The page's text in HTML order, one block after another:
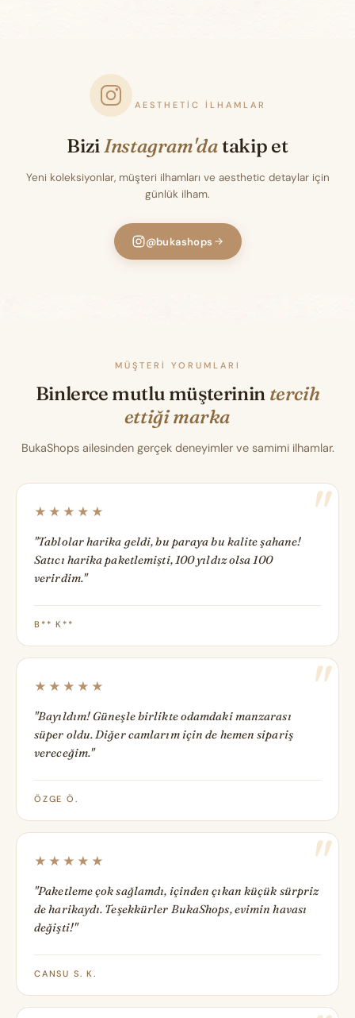
AESTHETIC İLHAMLAR
BiziInstagram'datakip et
Yeni koleksiyonlar, müşteri ilhamları ve aesthetic detaylar için
günlük ilham.
@bukashops
MÜŞTERI YORUMLARI
Binlerce mutlu müşterinin tercih
ettiği marka
BukaShops ailesinden gerçek deneyimler ve samimi ilhamlar.
★★★★★
"Tablolar harika geldi, bu paraya bu kalite şahane!
Satıcı harika paketlemişti, 100 yıldız olsa 100
verirdim."
B** K**
★★★★★
"Bayıldım! Güneşle birlikte odamdaki manzarası
süper oldu. Diğer camlarım için de hemen sipariş
vereceğim."
ÖZGE Ö.
★★★★★
"Paketleme çok sağlamdı, içinden çıkan küçük sürpriz
de harikaydı. Teşekkürler BukaShops, evimin havası
değişti!"
CANSU S. K.